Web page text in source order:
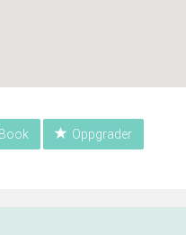
Oppgrader